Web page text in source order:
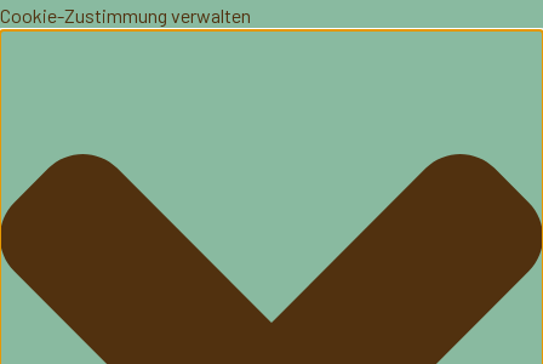
Cookie-Zustimmung verwalten